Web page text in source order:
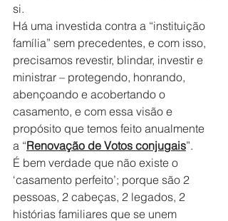
si.
Há uma investida contra a “instituição
família” sem precedentes, e com isso,
precisamos revestir, blindar, investir e
ministrar – protegendo, honrando,
abençoando e acobertando o
casamento, e com essa visão e
propósito que temos feito anualmente
a “Renovação de Votos conjugais”.
É bem verdade que não existe o
‘casamento perfeito’; porque são 2
pessoas, 2 cabeças, 2 legados, 2
histórias familiares que se unem